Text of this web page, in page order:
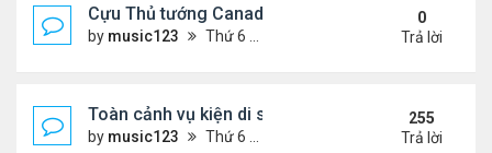
Cựu Thủ tướng Canada đắm đuối khóa môi Katy
by music123 Thứ 6 Tháng 7 31, 2026 6:20 pm
0
Trả lời
Toàn cảnh vụ kiện di sản CNS VŨ LINH
by music123 Thứ 6 Tháng 1 10, 2025 4:11 pm
255
Trả lời